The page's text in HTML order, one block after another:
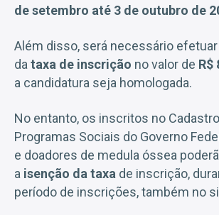
de setembro até 3 de outubro de
Além disso, será necessário
da taxa de inscrição no valor de R$
a candidatura seja homologada.
No entanto, os inscritos no
Programas Sociais do Governo
e doadores de medula óssea
a isenção da taxa de inscrição,
período de inscrições, também no